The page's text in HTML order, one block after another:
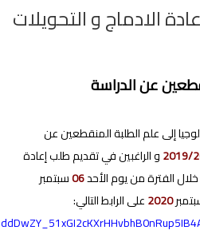
الادماج و التحويلات
عن الدراسة
إلى علم الطلبة المنقطعين عن
2019/و الراغبين في تقديم طلب إعادة
الفترة من يوم الأحد06سبتمبر
2020على الرابط التالي: